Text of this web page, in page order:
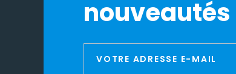
nouveautés